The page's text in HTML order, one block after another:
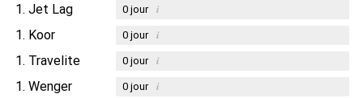
1. Jet Lag 0jour i
1. Koor 0jour i
1. Travelite 0jour i
1. Wenger 0jour i